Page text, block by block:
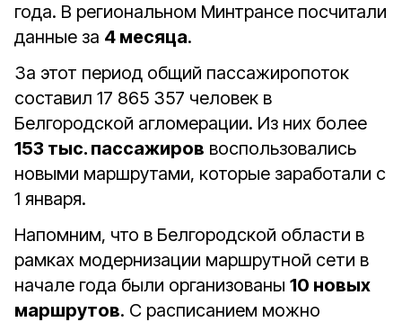
года. В региональном Минтрансе посчитали
данные за 4 месяца.
За этот период общий пассажиропоток
составил 17 865 357 человек в
Белгородской агломерации. Из них более
153 тыс. пассажиров воспользовались
новыми маршрутами, которые заработали с
1 января.
Напомним, что в Белгородской области в
рамках модернизации маршрутной сети в
начале года были организованы 10 новых
маршрутов. С расписанием можно